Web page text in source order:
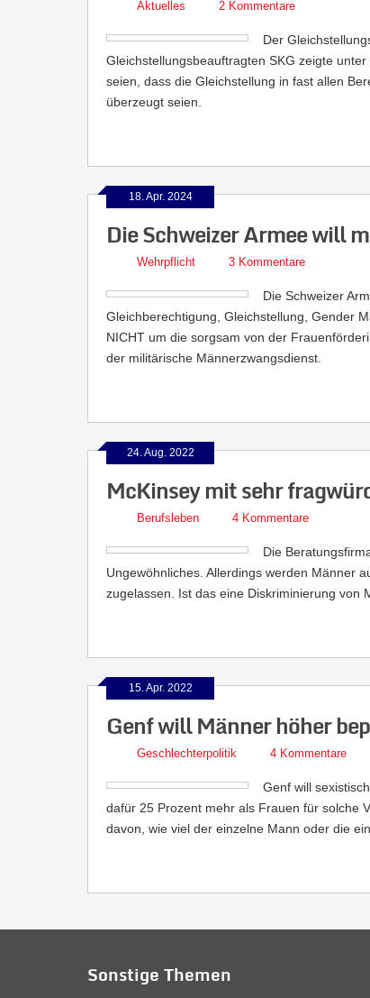
Aktuelles 2 Kommentare
Der
Gleichstellungsbeauftragten SKG zeigte
seien, dass die Gleichstellung in fast allen
überzeugt seien.
18. Apr. 2024
Die Schweizer Armee will
Wehrpflicht 3 Kommentare
Die Schweizer
Gleichberechtigung, Gleichstellung, Gender
NICHT um die sorgsam von der
der militärische Männerzwangsdienst.
24. Aug. 2022
McKinsey mit sehr
Berufsleben 4 Kommentare
Die
Ungewöhnliches. Allerdings werden Männer
zugelassen. Ist das eine Diskriminierung von
15. Apr. 2022
Genf will Männer höher
Geschlechterpolitik 4 Kommentare
Genf will
dafür 25 Prozent mehr als Frauen für solche
davon, wie viel der einzelne Mann oder die
Sonstige Themen